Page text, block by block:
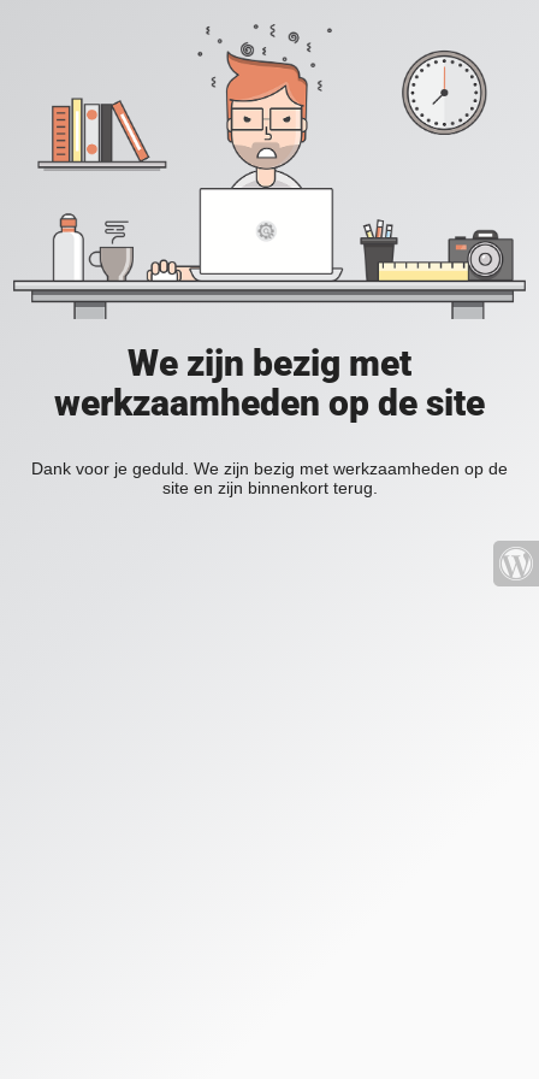
We zijn bezig met
werkzaamheden op de site
Dank voor je geduld. We zijn bezig met werkzaamheden op de
site en zijn binnenkort terug.